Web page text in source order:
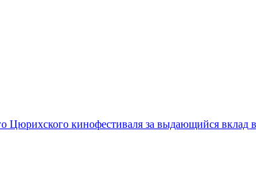
кинофестиваля за выдающийся вклад